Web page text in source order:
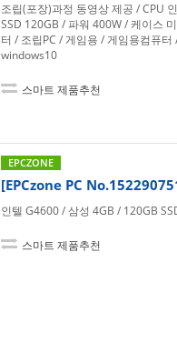
조립(포장)과정 동영상 제공 / CPU
SSD 120GB / 파워 400W / 케이스
터 / 조립PC / 게임용 / 게임용컴퓨
windows10
스마트 제품추천
EPCZONE
[EPCzone PC
인텔 G4600 / 삼성 4GB / 120GB
스마트 제품추천